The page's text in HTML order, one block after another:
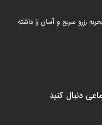
رزرو سریع و آسان را داشته
دنبال کنید